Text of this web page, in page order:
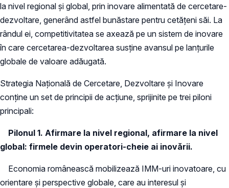
la nivel regional şi global, prin inovare alimentată de cercetare-
dezvoltare, generând astfel bunăstare pentru cetăţeni săi. La
rândul ei, competitivitatea se axează pe un sistem de inovare
în care cercetarea-dezvoltarea susţine avansul pe lanţurile
globale de valoare adăugată.
Strategia Naţională de Cercetare, Dezvoltare şi Inovare
conține un set de principii de acţiune, sprijinite pe trei piloni
principali:
Pilonul 1. Afirmare la nivel regional, afirmare la nivel
global: firmele devin operatori-cheie ai inovării.
Economia românească mobilizează IMM-uri inovatoare, cu
orientare şi perspective globale, care au interesul şi